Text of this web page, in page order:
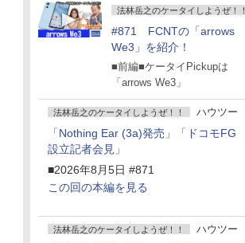
法林岳之のケータイしようぜ！！
#871 FCNTの「arrows
We3」を紹介！
■前編■ケータイPickupは
「arrows We3」
法林岳之のケータイしようぜ！！ ハウツー
「Nothing Ear (3a)発売」「ドコモFG
設立記者会見」
■2026年8月5日 #871
この回の本編を見る
法林岳之のケータイしようぜ！！ ハウツー